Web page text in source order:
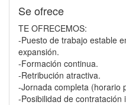
Se ofrece
TE OFRECEMOS:
-Puesto de trabajo estable
expansión.
-Formación continua.
-Retribución atractiva.
-Jornada completa (horario
-Posibilidad de contratación